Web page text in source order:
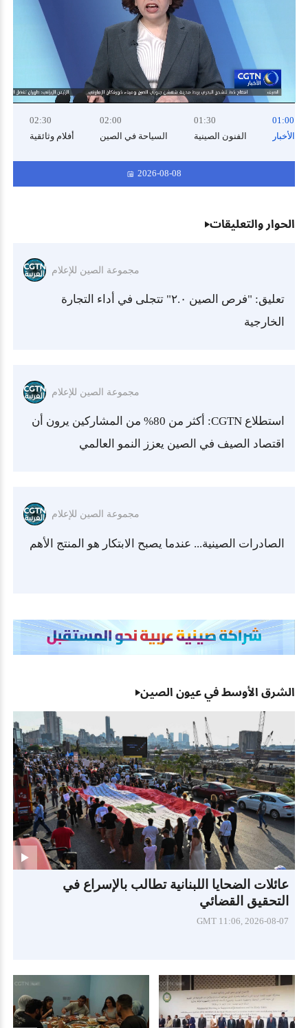
UnmuteStream
Playback
Rate
01:00
الأخبار
01:30
الفنون الصينية
02:00
السياحة في الصين
02:30
أفلام وثائقية
2026-08-08
الحوار والتعليقات
مجموعة الصين للإعلام
تعليق: "فرص الصين ٢.٠" تتجلى في أداء التجارة
الخارجية
مجموعة الصين للإعلام
استطلاع CGTN: أكثر من 80% من المشاركين يرون أن
اقتصاد الصيف في الصين يعزز النمو العالمي
مجموعة الصين للإعلام
الصادرات الصينية... عندما يصبح الابتكار هو المنتج الأهم
الشرق الأوسط في عيون الصين
عائلات الضحايا اللبنانية تطالب بالإسراع في
التحقيق القضائي
GMT 11:06, 2026-08-07